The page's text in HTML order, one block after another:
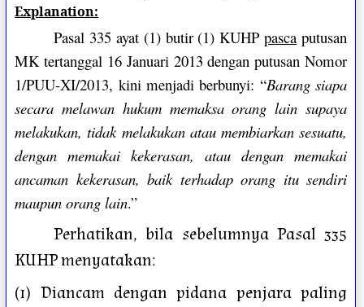
Explanation:
Pasal 335 ayat (1) butir (1) KUHPpasca putusan
MK tertanggal 16 Januari 2013 dengan putusan Nomor
1/PUU-XI/2013, kini menjadi berbunyi: “Barang siapa
secara melawan hukum memaksa orang lain supaya
melakukan, tidak melakukan atau membiarkan sesuatu,
dengan memakai kekerasan, atau dengan memakai
ancaman kekerasan, baik terhadap orang itu sendiri
maupun orang lain.”
Perhatikan, bila sebelumnya Pasal 335
KUHP menyatakan:
(1) Diancam dengan pidana penjara paling